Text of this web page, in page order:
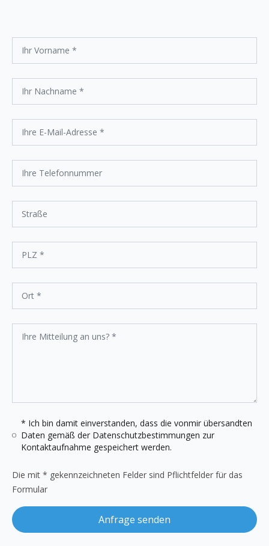
* Ich bin damit einverstanden, dass die vonmir übersandten
Daten gemäß der Datenschutzbestimmungen zur
Kontaktaufnahme gespeichert werden.
Die mit * gekennzeichneten Felder sind Pflichtfelder für das
Formular
Anfrage senden